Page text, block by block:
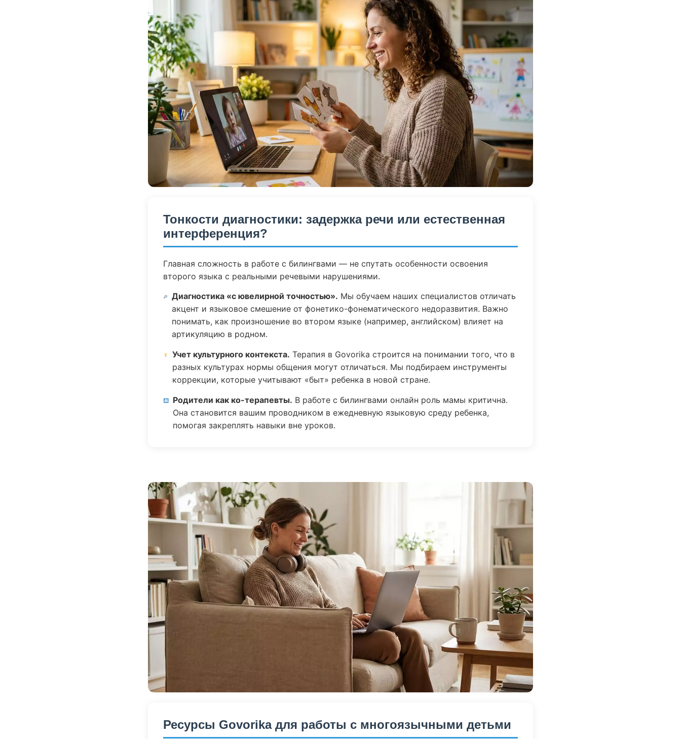
Тонкости диагностики: задержка речи или естественная
интерференция?
Главная сложность в работе с билингвами — не спутать особенности освоения
второго языка с реальными речевыми нарушениями.
Диагностика «с ювелирной точностью». Мы обучаем наших специалистов отличать
акцент и языковое смешение от фонетико-фонематического недоразвития. Важно
понимать, как произношение во втором языке (например, английском) влияет на
артикуляцию в родном.
Учет культурного контекста. Терапия в Govorika строится на понимании того, что в
разных культурах нормы общения могут отличаться. Мы подбираем инструменты
коррекции, которые учитывают «быт» ребенка в новой стране.
Родители как ко-терапевты. В работе с билингвами онлайн роль мамы критична.
Она становится вашим проводником в ежедневную языковую среду ребенка,
помогая закреплять навыки вне уроков.
Ресурсы Govorika для работы с многоязычными детьми